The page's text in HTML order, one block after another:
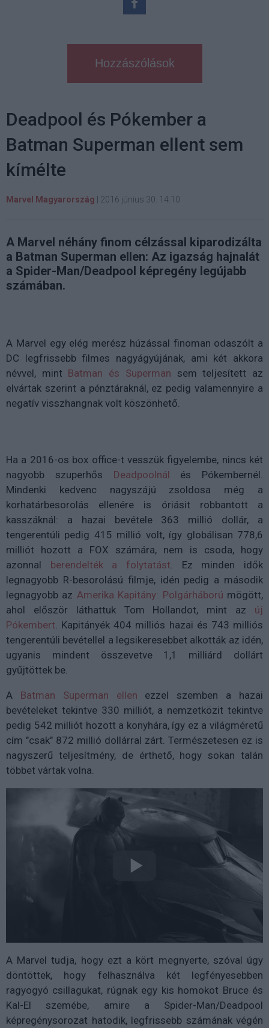
Hozzászólások
Deadpool és Pókember a
Batman Superman ellent sem
kímélte
Marvel Magyarország 2016 június 30. 14:10
A Marvel néhány finom célzással kiparodizálta
a Batman Superman ellen: Az igazság hajnalát
a Spider-Man/Deadpool képregény legújabb
számában.
A Marvel egy elég merész húzással finoman odaszólt a
DC legfrissebb filmes nagyágyújának, ami két akkora
névvel, mint Batman és Superman sem teljesített az
elvártak szerint a pénztáraknál, ez pedig valamennyire a
negatív visszhangnak volt köszönhető.
Ha a 2016-os box office-t vesszük figyelembe, nincs két
nagyobb szuperhős Deadpoolnál és Pókembernél.
Mindenki kedvenc nagyszájú zsoldosa még a
korhatárbesorolás ellenére is óriásit robbantott a
kasszáknál: a hazai bevétele 363 millió dollár, a
tengerentúli pedig 415 millió volt, így globálisan 778,6
milliót hozott a FOX számára, nem is csoda, hogy
azonnal berendelték a folytatást. Ez minden idők
legnagyobb R-besorolású filmje, idén pedig a második
legnagyobb az Amerika Kapitány: Polgárháború mögött,
ahol először láthattuk Tom Hollandot, mint az új
Pókembert. Kapitányék 404 milliós hazai és 743 milliós
tengerentúli bevétellel a legsikeresebbet alkották az idén,
ugyanis mindent összevetve 1,1 milliárd dollárt
gyűjtöttek be.
A Batman Superman ellen ezzel szemben a hazai
bevételeket tekintve 330 milliót, a nemzetközit tekintve
pedig 542 milliót hozott a konyhára, így ez a világméretű
cím "csak" 872 millió dollárral zárt. Természetesen ez is
nagyszerű teljesítmény, de érthető, hogy sokan talán
többet vártak volna.
A Marvel tudja, hogy ezt a kört megnyerte, szóval úgy
döntöttek, hogy felhasználva két legfényesebben
ragyogyó csillagukat, rúgnak egy kis homokot Bruce és
Kal-El szemébe, amire a Spider-Man/Deadpool
képregénysorozat hatodik, legfrissebb számának végén